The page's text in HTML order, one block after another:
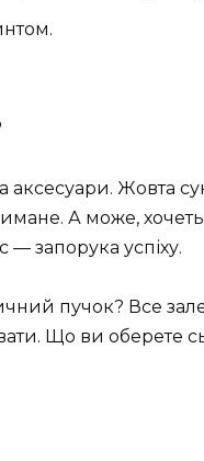
аксесуари. Жовта
А може,
— запорука успіху.
пучок? Все
Що ви оберете